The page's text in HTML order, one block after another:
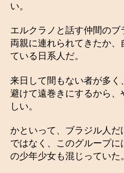
い。
エルクラノと話す仲間のブ
両親に連れられてきたか
ている日系人だ。
来日して間もない者が多く
避けて遠巻きにするから、
しい。
かといって、ブラジル人だ
ではなく、このグループに
の少年少女も混じっていた。